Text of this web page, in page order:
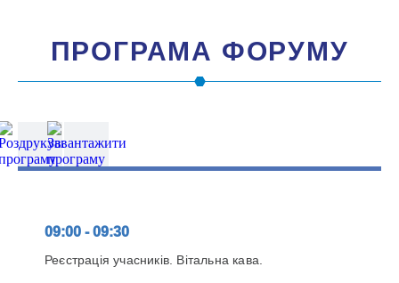
ПРОГРАМА ФОРУМУ
09:00 - 09:30
Реєстрація учасників. Вітальна кава.